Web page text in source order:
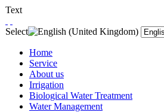
Text
Select
Home
Service
About us
Irrigation
Biological Water Treatment
Water Management